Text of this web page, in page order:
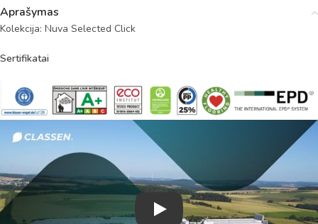
Aprašymas
Kolekcija: Nuva Selected Click
Sertifikatai
Play